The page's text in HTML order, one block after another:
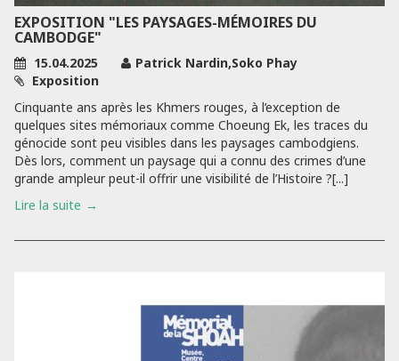
EXPOSITION "LES PAYSAGES-MÉMOIRES DU
CAMBODGE"
15.04.2025
Patrick Nardin,Soko Phay
Exposition
Cinquante ans après les Khmers rouges, à l’exception de
quelques sites mémoriaux comme Choeung Ek, les traces du
génocide sont peu visibles dans les paysages cambodgiens.
Dès lors, comment un paysage qui a connu des crimes d’une
grande ampleur peut-il offrir une visibilité de l’Histoire ?[...]
Lire la suite